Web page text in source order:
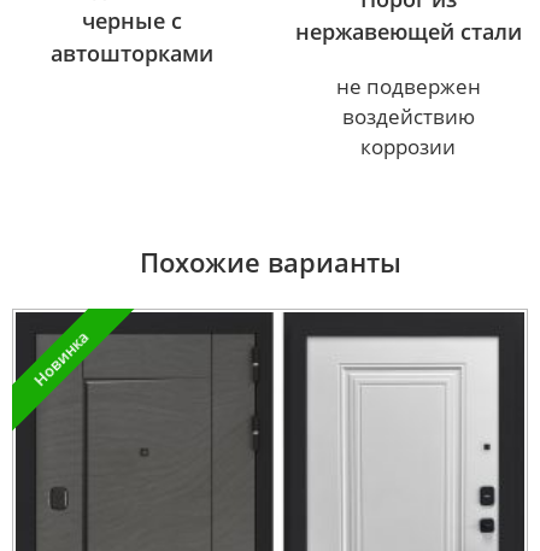
черные с
автошторками
нержавеющей стали
не подвержен
воздействию
коррозии
Похожие варианты
Новинка